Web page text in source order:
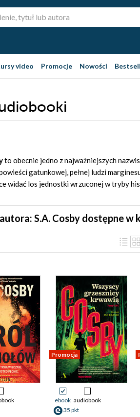
video Promocje Nowości
to obecnie jedno z najważniejszych
gatunkowej, pełnej ludzi
widać los jednostki wrzuconej w tryby
S.A. Cosby dostępne w
Promocja
ebook audiobook
35 pkt